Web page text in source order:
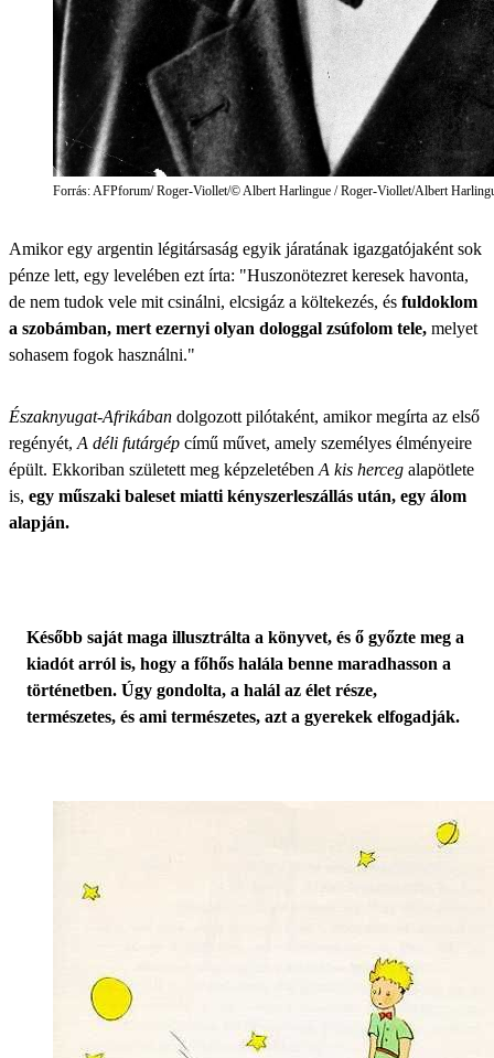
Forrás: AFPforum/ Roger-Viollet/© Albert Harlingue / Roger-Viollet/Albert
Amikor egy argentin légitársaság egyik járatának igazgatójaként sok
pénze lett, egy levelében ezt írta: "Huszonötezret keresek havonta,
de nem tudok vele mit csinálni, elcsigáz a költekezés, és fuldoklom
a szobámban, mert ezernyi olyan dologgal zsúfolom tele, melyet
sohasem fogok használni."
Északnyugat-Afrikában dolgozott pilótaként, amikor megírta az első
regényét, A déli futárgép című művet, amely személyes élményeire
épült. Ekkoriban született meg képzeletében A kis herceg alapötlete
is, egy műszaki baleset miatti kényszerleszállás után, egy álom
alapján.
Később saját maga illusztrálta a könyvet, és ő győzte meg a
kiadót arról is, hogy a főhős halála benne maradhasson a
történetben. Úgy gondolta, a halál az élet része,
természetes, és ami természetes, azt a gyerekek elfogadják.